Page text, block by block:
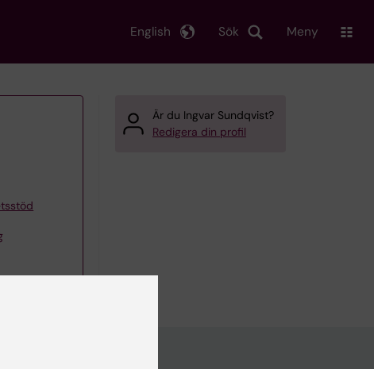
Sök
English Meny
Är du Ingvar Sundqvist?
Redigera din profil